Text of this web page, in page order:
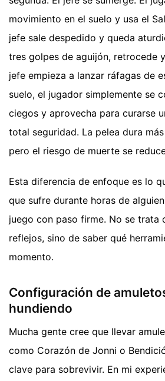
movimiento en el suelo y usa el
jefe sale despedido y queda
tres golpes de aguijón, retrocede
jefe empieza a lanzar ráfagas de
suelo, el jugador simplemente se
ciegos y aprovecha para curarse
total seguridad. La pelea dura
pero el riesgo de muerte se
Esta diferencia de enfoque es lo
que sufre durante horas de
juego con paso firme. No se trata
reflejos, sino de saber qué
momento.
Configuración de
hundiendo
Mucha gente cree que llevar
como Corazón de Jonni o
clave para sobrevivir. En mi